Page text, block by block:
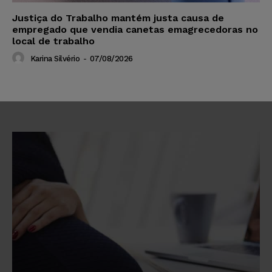
Justiça do Trabalho mantém justa causa de
empregado que vendia canetas emagrecedoras no
local de trabalho
Karina Silvério - 07/08/2026